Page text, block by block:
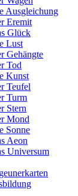
Ausgleichung
Eremit
Glück
Lust
Gehängte
Tod
Kunst
Teufel
Turm
Stern
Mond
Sonne
Aeon
Universum